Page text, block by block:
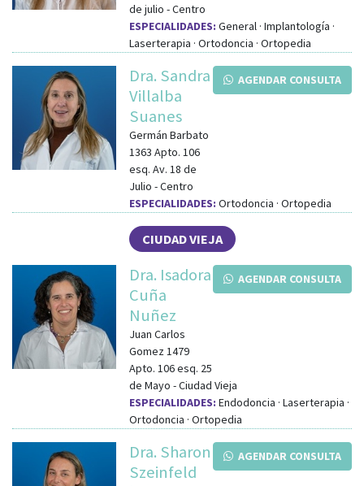
de julio -Centro
ESPECIALIDADES: General · Implantología ·
Laserterapia · Ortodoncia · Ortopedia
AGENDAR CONSULTA
Dra. Sandra
Villalba
Suanes
Germán Barbato
1363 Apto. 106
esq. Av. 18 de
Julio -Centro
ESPECIALIDADES: Ortodoncia · Ortopedia
CIUDAD VIEJA
AGENDAR CONSULTA
Dra. Isadora
Cuña
Nuñez
Juan Carlos
Gomez 1479
Apto. 106esq. 25
de Mayo -Ciudad Vieja
ESPECIALIDADES: Endodoncia · Laserterapia ·
Ortodoncia · Ortopedia
AGENDAR CONSULTA
Dra. Sharon
Szeinfeld